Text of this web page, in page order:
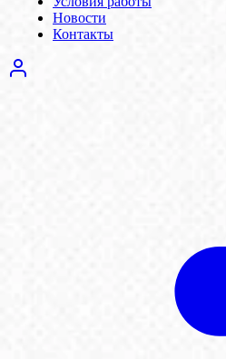
Новости
Контакты